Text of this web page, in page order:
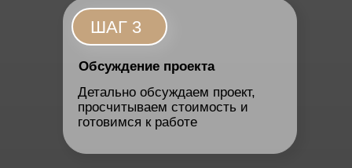
ШАГ 3
Обсуждение проекта
Детально обсуждаем проект,
просчитываем стоимость и
готовимся к работе